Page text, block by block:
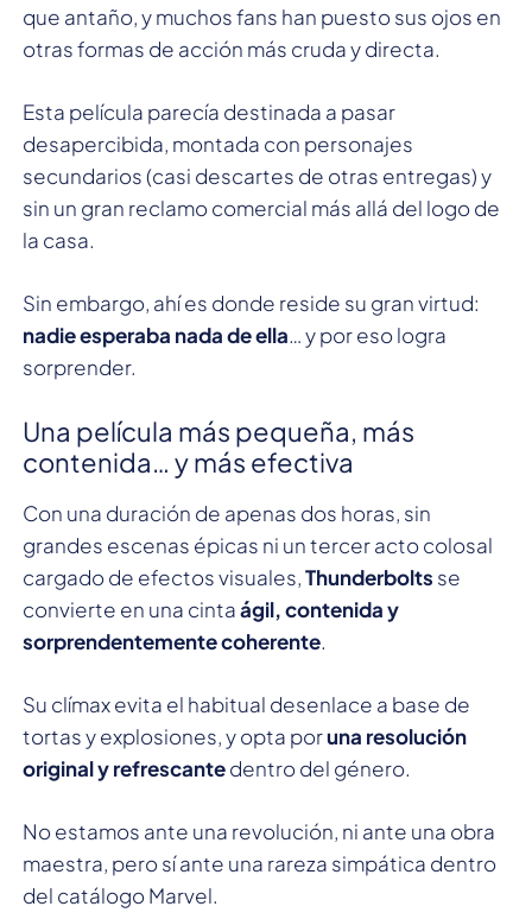
que antaño, y muchos fans han puesto sus ojos en
otras formas de acción más cruda y directa.
Esta película parecía destinada a pasar
desapercibida, montada con personajes
secundarios (casi descartes de otras entregas) y
sin un gran reclamo comercial más allá del logo de
la casa.
Sin embargo, ahí es donde reside su gran virtud:
nadie esperaba nada de ella… y por eso logra
sorprender.
Una película más pequeña, más
contenida… y más efectiva
Con una duración de apenas dos horas, sin
grandes escenas épicas ni un tercer acto colosal
cargado de efectos visuales,Thunderbolts se
convierte en una cintaágil, contenida y
sorprendentemente coherente.
Su clímax evita el habitual desenlace a base de
tortas y explosiones, y opta poruna resolución
original y refrescantedentro del género.
No estamos ante una revolución, ni ante una obra
maestra, pero sí ante una rareza simpática dentro
del catálogo Marvel.